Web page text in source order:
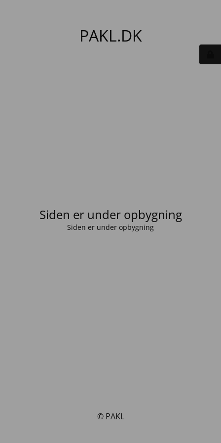
PAKL.DK
Siden er under opbygning
Siden er under opbygning
© PAKL